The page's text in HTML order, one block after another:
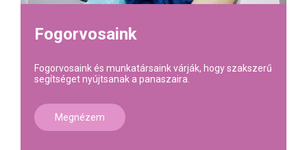
Fogorvosaink
Fogorvosaink és munkatársaink várják, hogy szakszerű
segítséget nyújtsanak a panaszaira.
Megnézem